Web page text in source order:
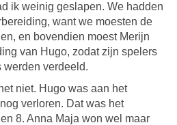
ik weinig geslapen. We hadden
want we moesten de
en bovendien moest Merijn
van Hugo, zodat zijn spelers
werden verdeeld.
niet. Hugo was aan het
verloren. Dat was het
8. Anna Maja won wel maar